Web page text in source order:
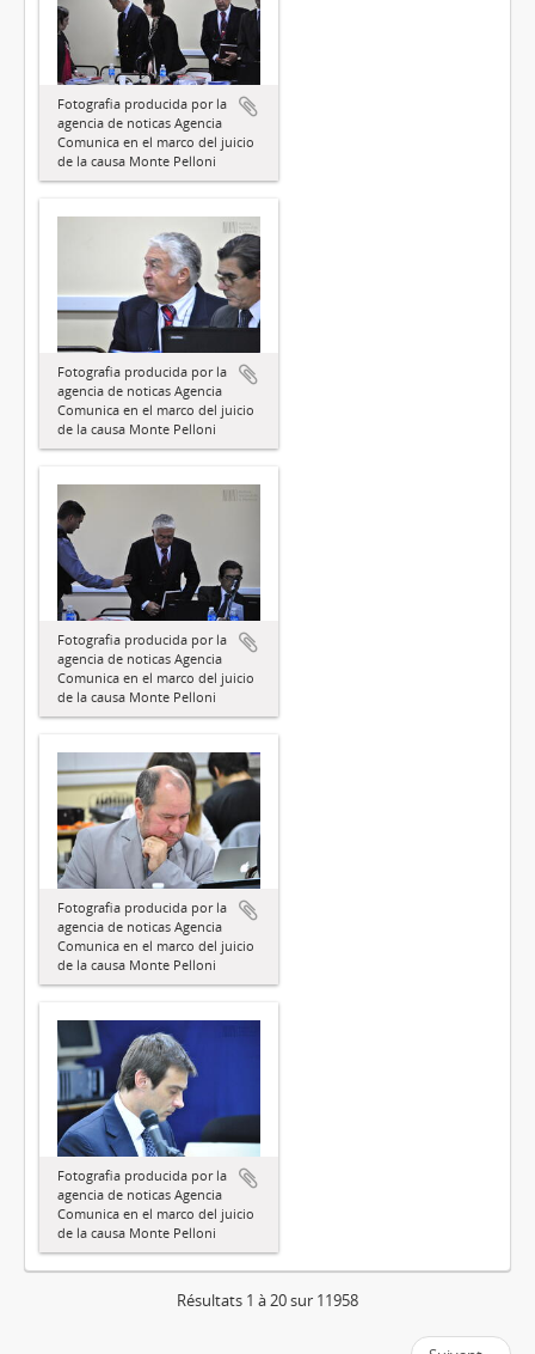
Fotografia producida por la
agencia de noticas Agencia
Comunica en el marco del juicio
de la causa Monte Pelloni
Fotografia producida por la
agencia de noticas Agencia
Comunica en el marco del juicio
de la causa Monte Pelloni
Fotografia producida por la
agencia de noticas Agencia
Comunica en el marco del juicio
de la causa Monte Pelloni
Fotografia producida por la
agencia de noticas Agencia
Comunica en el marco del juicio
de la causa Monte Pelloni
Fotografia producida por la
agencia de noticas Agencia
Comunica en el marco del juicio
de la causa Monte Pelloni
Résultats 1 à 20 sur 11958